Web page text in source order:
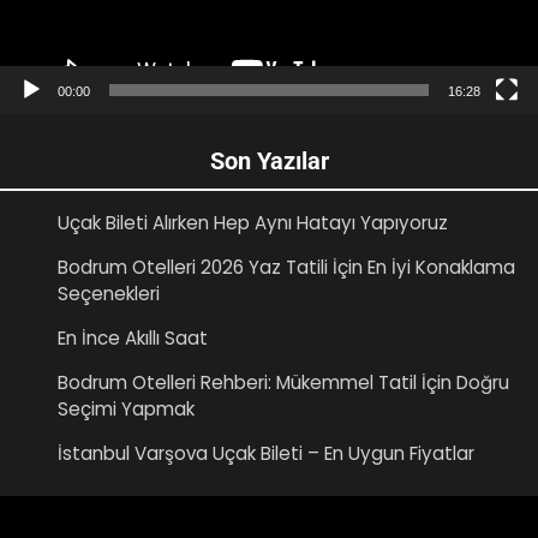
00:00 16:28
Son Yazılar
Uçak Bileti Alırken Hep Aynı Hatayı Yapıyoruz
Bodrum Otelleri 2026 Yaz Tatili İçin En İyi Konaklama
Seçenekleri
En İnce Akıllı Saat
Bodrum Otelleri Rehberi: Mükemmel Tatil İçin Doğru
Seçimi Yapmak
İstanbul Varşova Uçak Bileti – En Uygun Fiyatlar